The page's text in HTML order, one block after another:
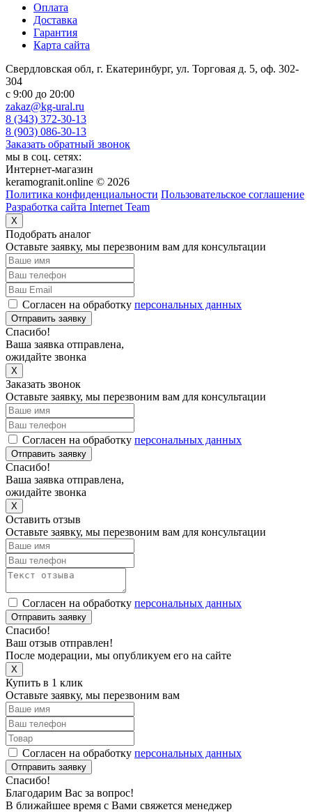
Оплата
Доставка
Гарантия
Карта сайта
Свердловская обл, г. Екатеринбург, ул. Торговая д. 5, оф. 302-
304
c 9:00 до 20:00
zakaz@kg-ural.ru
8 (343) 372-30-13
8 (903) 086-30-13
Заказать обратный звонок
мы в соц. сетях:
Интернет-магазин
keramogranit.online © 2026
Политика конфиденциальности Пользовательское соглашение
Разработка сайта Internet Team
X
Подобрать аналог
Оставьте заявку, мы перезвоним вам для консультации
Согласен на обработку персональных данных
Отправить заявку
Спасибо!
Ваша заявка отправлена,
ожидайте звонка
X
Заказать звонок
Оставьте заявку, мы перезвоним вам для консультации
Согласен на обработку персональных данных
Отправить заявку
Спасибо!
Ваша заявка отправлена,
ожидайте звонка
X
Оставить отзыв
Оставьте заявку, мы перезвоним вам для консультации
Согласен на обработку персональных данных
Отправить заявку
Спасибо!
Ваш отзыв отправлен!
После модерации, мы опубликуем его на сайте
X
Купить в 1 клик
Оставьте заявку, мы перезвоним вам
Согласен на обработку персональных данных
Отправить заявку
Спасибо!
Благодарим Вас за вопрос!
В ближайшее время с Вами свяжется менеджер